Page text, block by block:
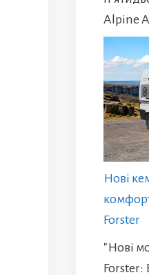
Alpine
Нові
Forster
"Нові
Forster: